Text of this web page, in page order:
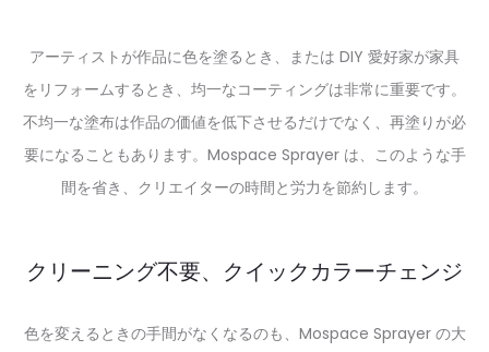
アーティストが作品に色を塗るとき、または DIY 愛好家が家具
をリフォームするとき、均一なコーティングは非常に重要です。
不均一な塗布は作品の価値を低下させるだけでなく、再塗りが必
要になることもあります。Mospace Sprayer は、このような手
間を省き、クリエイターの時間と労力を節約します。
クリーニング不要、クイックカラーチェンジ
色を変えるときの手間がなくなるのも、Mospace Sprayer の大